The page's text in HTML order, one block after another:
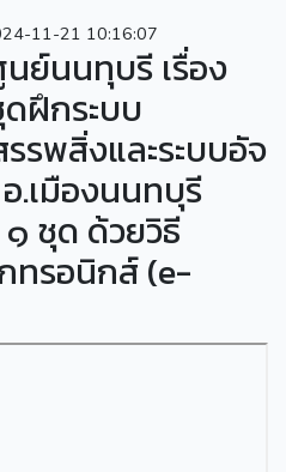
11-21 10:16:07
ย์นนทุบรี เรื่อง
ฝึกระบบ
รพสิ่งและระบบอัจ
.เมืองนนทบุรี
ชุด ด้วยวิธี
ทรอนิกส์ (e-